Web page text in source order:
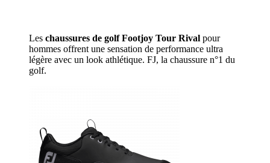
Les chaussures de golf Footjoy Tour Rival pour
hommes offrent une sensation de performance ultra
légère avec un look athlétique. FJ, la chaussure n°1 du
golf.